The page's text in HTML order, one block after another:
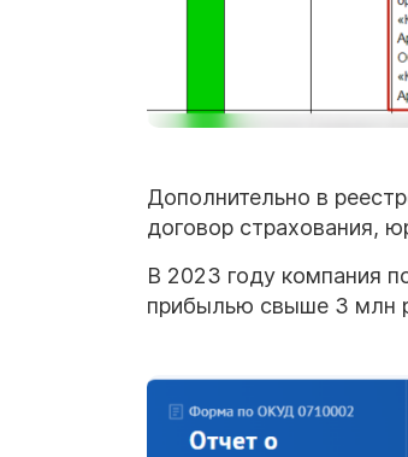
Дополнительно в
договор страхования,
В 2023 году компания
прибылью свыше 3 млн